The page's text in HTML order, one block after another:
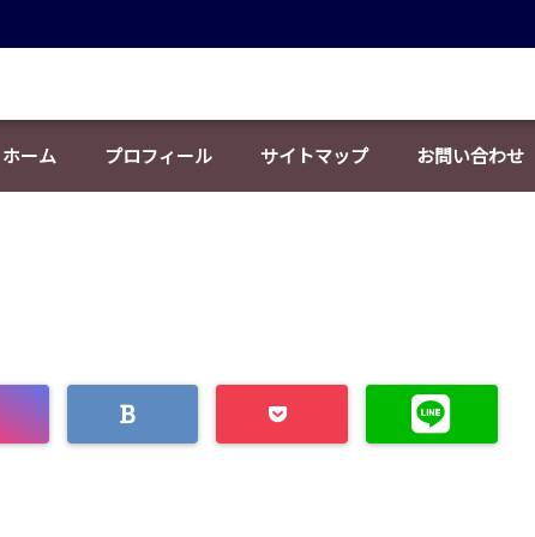
ホーム プロフィール サイトマップ お問い合わせ